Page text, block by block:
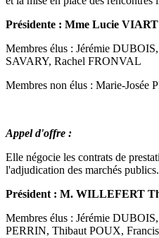
Présidente : Mme Lucie VIART
Membres élus : Jérémie
SAVARY, Rachel FRONVAL
Membres non élus : Marie-
Appel d'offre :
Elle négocie les contrats de
l'adjudication des marchés publics.
Président : M. WILLEFERT
Membres élus : Jérémie
PERRIN, Thibaut POUX,